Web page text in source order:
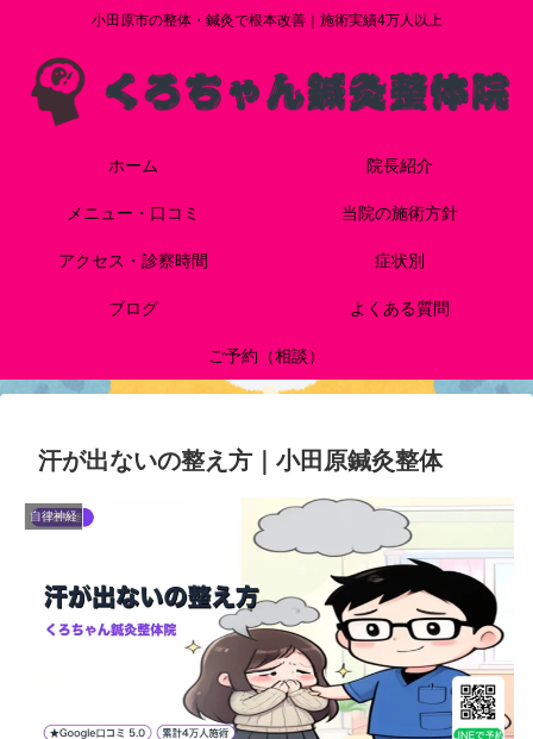
小田原市の整体・鍼灸で根本改善｜施術実績4万人以上
ホーム 院長紹介
メニュー・口コミ 当院の施術方針
アクセス・診察時間 症状別
ブログ よくある質問
ご予約（相談）
汗が出ないの整え方｜小田原鍼灸整体
自律神経